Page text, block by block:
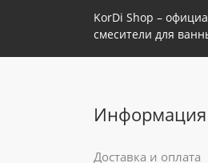
KorDi Shop –
смесители для
Информация
Доставка и оплата